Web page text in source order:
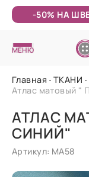
-50% НА
МЕНЮ
Главная ТКАНИ
Атлас матовый "
АТЛАС
СИНИЙ"
Артикул: МА58